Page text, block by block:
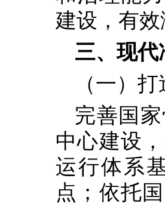
建设，有
三、现
（一）
完善国
中心建设
运行体系
点；依托